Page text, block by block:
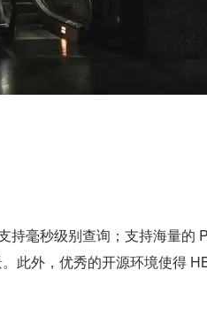
持毫秒级别查询；支持海量的
此外，优秀的开源环境使得